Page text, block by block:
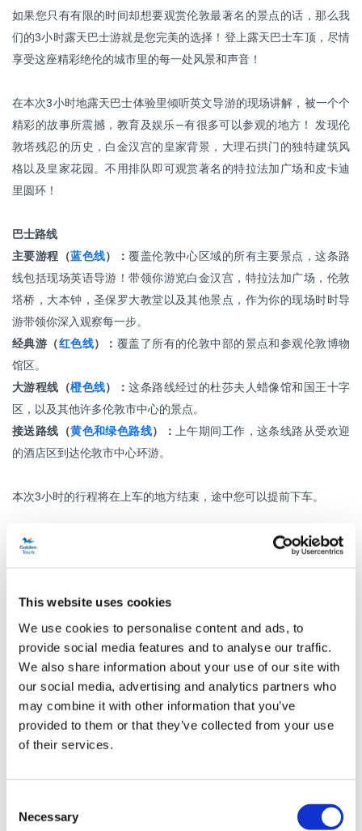
This website uses cookies
We use cookies to personalise content and ads, to
provide social media features and to analyse our traffic.
We also share information about your use of our site with
our social media, advertising and analytics partners who
may combine it with other information that you’ve
provided to them or that they’ve collected from your use
of their services.
Selection
Necessary
如果您只有有限的时间却想要观赏伦敦最著名的景点的话，那么我
们的3小时露天巴士游就是您完美的选择！登上露天巴士车顶，尽情
享受这座精彩绝伦的城市里的每一处风景和声音！
在本次3小时地露天巴士体验里倾听英文导游的现场讲解，被一个个
精彩的故事所震撼，教育及娱乐—有很多可以参观的地方！ 发现伦
敦塔残忍的历史，白金汉宫的皇家背景，大理石拱门的独特建筑风
格以及皇家花园。不用排队即可观赏著名的特拉法加广场和皮卡迪
里圆环！
巴士路线
主要游程（蓝色线）：覆盖伦敦中心区域的所有主要景点，这条路
线包括现场英语导游！带领你游览白金汉宫，特拉法加广场，伦敦
塔桥，大本钟，圣保罗大教堂以及其他景点，作为你的现场时时导
游带领你深入观察每一步。
经典游（红色线）： 覆盖了所有的伦敦中部的景点和参观伦敦博物
馆区。
大游程线（橙色线）：这条路线经过的杜莎夫人蜡像馆和国王十字
区，以及其他许多伦敦市中心的景点。
接送路线（黄色和绿色路线）：
上午期间工作，这条线路从受欢迎
的酒店区到达伦敦市中心环游。
本次3小时的行程将在上车的地方结束，途中您可以提前下车。
时间表
运行日期：每日
第一辆巴士：9.00am，之后每30分钟一班
最后一辆巴士：4:00pm
出发地点：Buckingham Palace Road – Colonnades Coach
Station Stop 8 – Victoria
（白金汉宫路——克罗纳德大巴站点8——维多利亚）
点击此处查看最新的服务信息